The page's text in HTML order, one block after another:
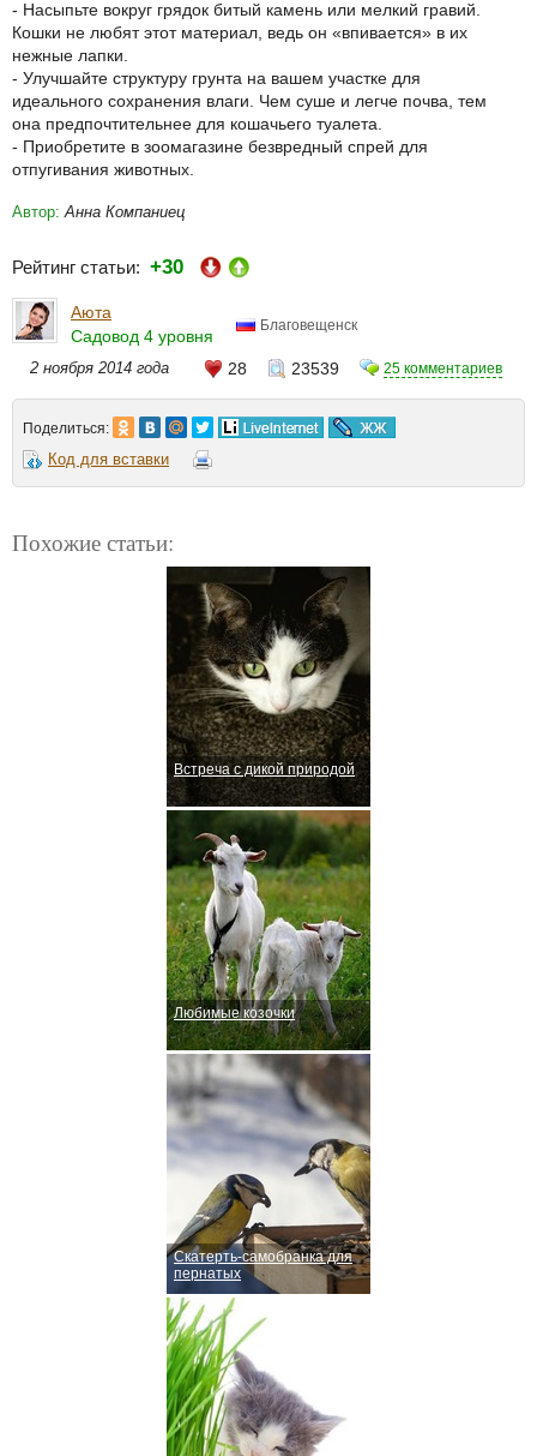
- Насыпьте вокруг грядок битый камень или мелкий гравий.
Кошки не любят этот материал, ведь он «впивается» в их
нежные лапки.
- Улучшайте структуру грунта на вашем участке для
идеального сохранения влаги. Чем суше и легче почва, тем
она предпочтительнее для кошачьего туалета.
- Приобретите в зоомагазине безвредный спрей для
отпугивания животных.
Автор: Анна Компаниец
Рейтинг статьи: +30
Аюта
Садовод 4 уровня
Благовещенск
2 ноября 2014 года 28 23539 25 комментариев
Поделиться:
Код для вставки
Похожие статьи:
Встреча с дикой природой
Любимые козочки
Скатерть-самобранка для
пернатых